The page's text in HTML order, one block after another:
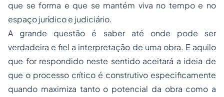
que se forma e que se mantém viva no tempo e no
espaço jurídico e judiciário.
A grande questão é saber até onde pode ser
verdadeira e fiel a interpretação de uma obra. E aquilo
que for respondido neste sentido aceitará a ideia de
que o processo crítico é construtivo especificamente
quando maximiza tanto o potencial da obra como a